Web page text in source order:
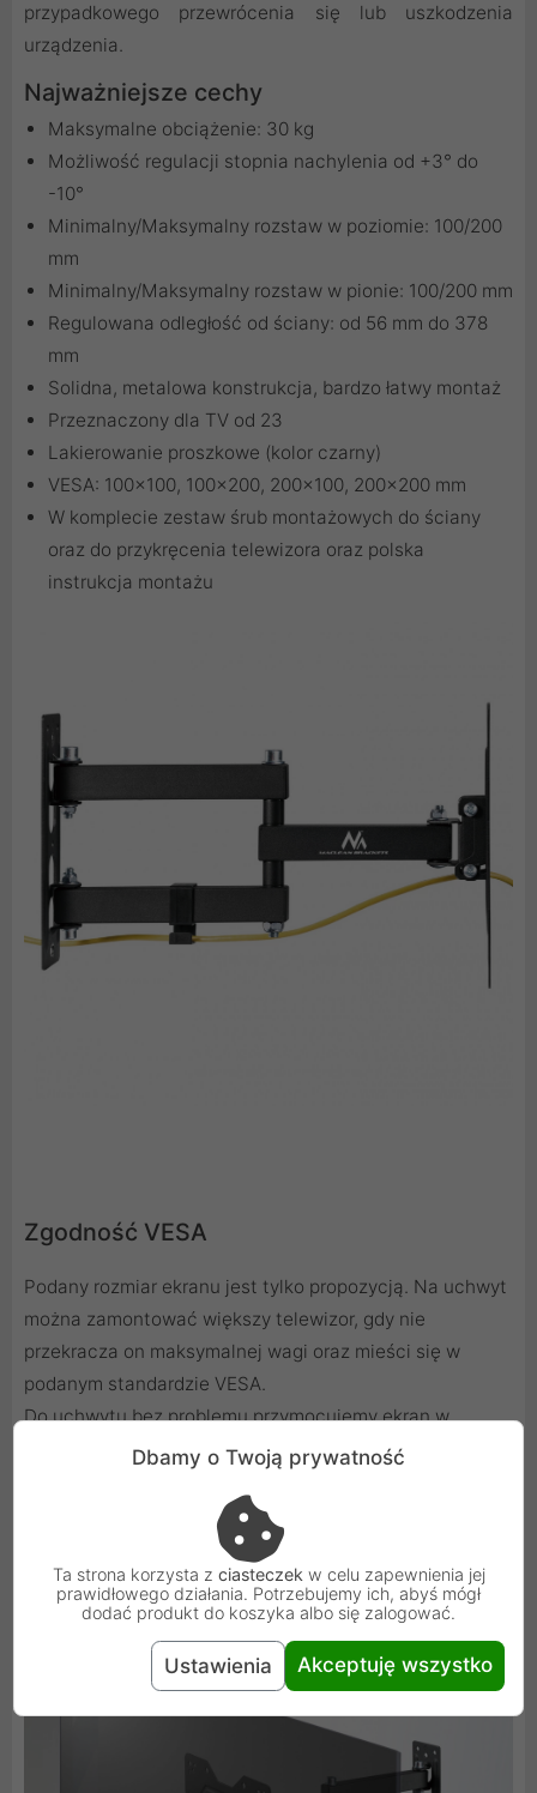
przypadkowego przewrócenia się lub uszkodzenia
urządzenia.
Najważniejsze cechy
Maksymalne obciążenie: 30 kg
Możliwość regulacji stopnia nachylenia od +3° do
-10°
Minimalny/Maksymalny rozstaw w poziomie: 100/200
mm
Minimalny/Maksymalny rozstaw w pionie: 100/200 mm
Regulowana odległość od ściany: od 56 mm do 378
mm
Solidna, metalowa konstrukcja, bardzo łatwy montaż
Przeznaczony dla TV od 23
Lakierowanie proszkowe (kolor czarny)
VESA: 100x100, 100x200, 200x100, 200x200 mm
W komplecie zestaw śrub montażowych do ściany
oraz do przykręcenia telewizora oraz polska
instrukcja montażu
Zgodność VESA
Podany rozmiar ekranu jest tylko propozycją. Na uchwyt
można zamontować większy telewizor, gdy nie
przekracza on maksymalnej wagi oraz mieści się w
podanym standardzie VESA.
Do uchwytu bez problemu przymocujemy ekran w
standardzie VESA: 100x100, 100x200, 200x100, 200x200
W zestawie komplet śrub do montażu oraz polska
Dbamy o Twoją prywatność
Ta strona korzysta z ciasteczek w celu zapewnienia jej
prawidłowego działania. Potrzebujemy ich, abyś mógł
dodać produkt do koszyka albo się zalogować.
Ustawienia Akceptuję wszystko